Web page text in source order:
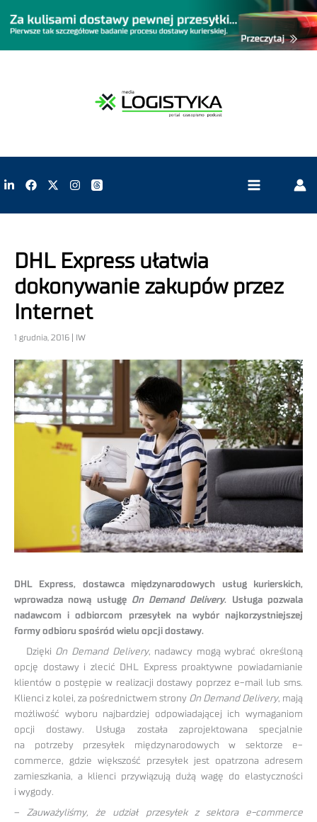
DHL Express ułatwia
dokonywanie zakupów przez
Internet
1 grudnia, 2016 | IW
DHL Express, dostawca międzynarodowych usług kurierskich,
wprowadza nową usługę On Demand Delivery. Usługa pozwala
nadawcom i odbiorcom przesyłek na wybór najkorzystniejszej
formy odbioru spośród wielu opcji dostawy.
Dzięki On Demand Delivery, nadawcy mogą wybrać określoną
opcję dostawy i zlecić DHL Express proaktywne powiadamianie
klientów o postępie w realizacji dostawy poprzez e-mail lub sms.
Klienci z kolei, za pośrednictwem strony On Demand Delivery, mają
możliwość wyboru najbardziej odpowiadającej ich wymaganiom
opcji dostawy. Usługa została zaprojektowana specjalnie
na potrzeby przesyłek międzynarodowych w sektorze e-
commerce, gdzie większość przesyłek jest opatrzona adresem
zamieszkania, a klienci przywiązują dużą wagę do elastyczności
i wygody.
– Zauważyliśmy, że udział przesyłek z sektora e-commerce